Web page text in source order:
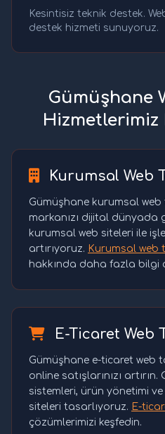
Kesintisiz teknik destek.
destek hizmeti sunuyoruz.
Gümüşhane
Hizmetlerimiz
Kurumsal Web
Gümüşhane kurumsal
markanızı dijital dünyada
kurumsal web siteleri ile
artırıyoruz. Kurumsal web
hakkında daha fazla bilgi
E-Ticaret Web
Gümüşhane e-ticaret web
online satışlarınızı
sistemleri, ürün yönetimi
siteleri tasarlıyoruz. E-
çözümlerimizi keşfedin.